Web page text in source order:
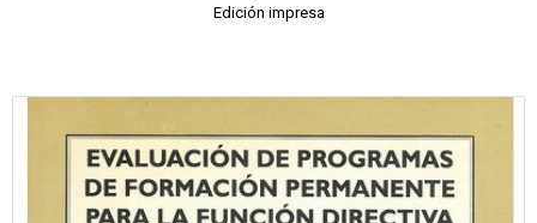
Edición impresa